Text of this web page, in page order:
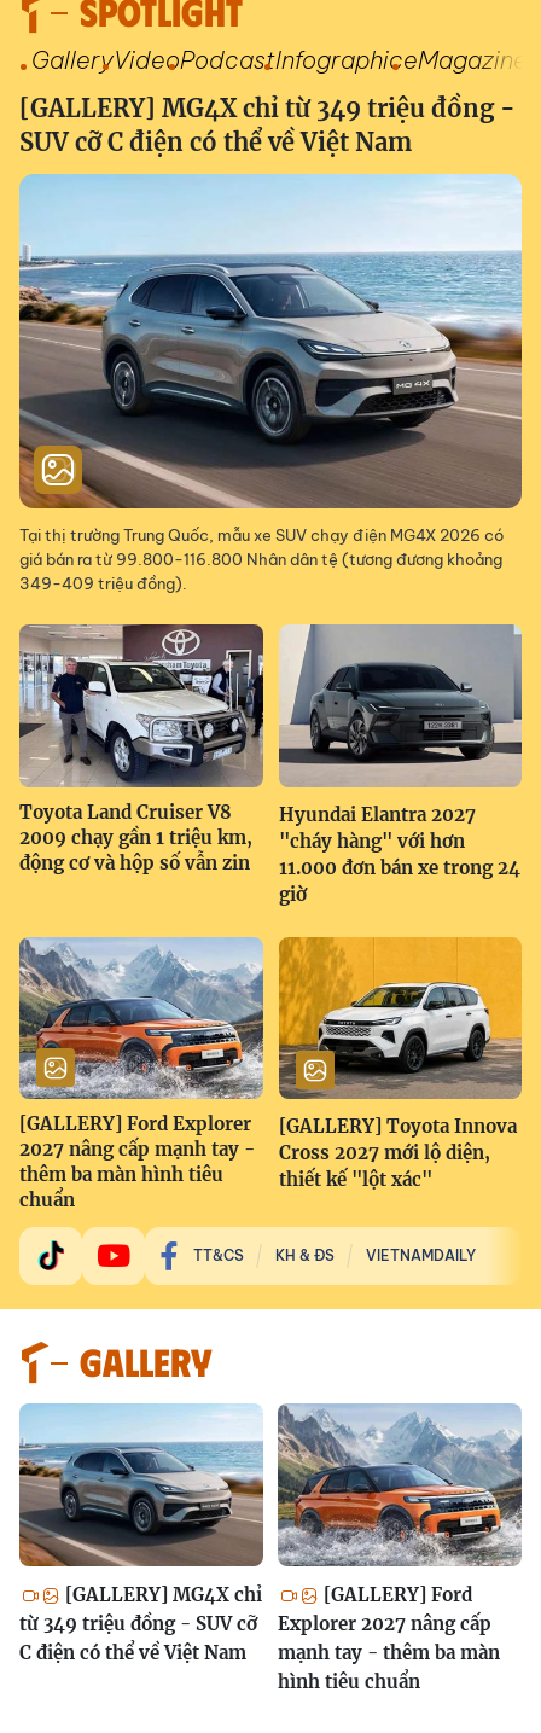
SPOTLIGHT
GalleryVideoPodcastInfographiceMagazine
[GALLERY] MG4X chỉ từ 349 triệu đồng -
SUV cỡ C điện có thể về Việt Nam
Tại thị trường Trung Quốc, mẫu xe SUV chạy điện MG4X 2026 có
giá bán ra từ 99.800-116.800 Nhân dân tệ (tương đương khoảng
349-409 triệu đồng).
Toyota Land Cruiser V8
2009 chạy gần 1 triệu km,
động cơ và hộp số vẫn zin
Hyundai Elantra 2027
"cháy hàng" với hơn
11.000 đơn bán xe trong 24
giờ
[GALLERY] Ford Explorer
2027 nâng cấp mạnh tay -
thêm ba màn hình tiêu
chuẩn
[GALLERY] Toyota Innova
Cross 2027 mới lộ diện,
thiết kế "lột xác"
TT&CS KH & ĐS VIETNAMDAILY
GALLERY
[GALLERY] MG4X chỉ
từ 349 triệu đồng - SUV cỡ
C điện có thể về Việt Nam
[GALLERY] Ford
Explorer 2027 nâng cấp
mạnh tay - thêm ba màn
hình tiêu chuẩn